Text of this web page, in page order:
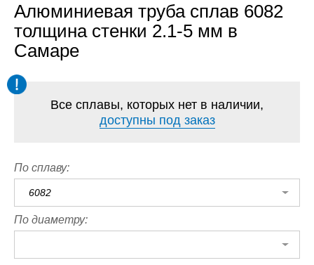
Алюминиевая труба сплав 6082
толщина стенки 2.1-5 мм в
Самаре
Все сплавы, которых нет в наличии,
доступны под заказ
По сплаву:
6082
По диаметру: